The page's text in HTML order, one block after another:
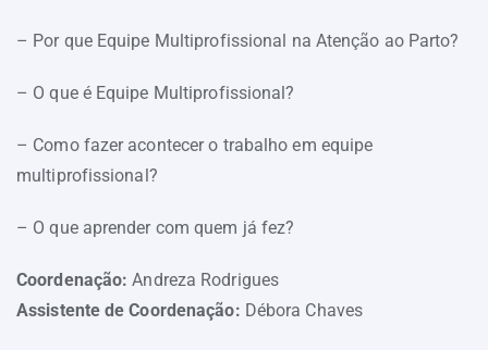
– Por que Equipe Multiprofissional na Atenção ao Parto?
– O que é Equipe Multiprofissional?
– Como fazer acontecer o trabalho em equipe
multiprofissional?
– O que aprender com quem já fez?
Coordenação: Andreza Rodrigues
Assistente de Coordenação: Débora Chaves